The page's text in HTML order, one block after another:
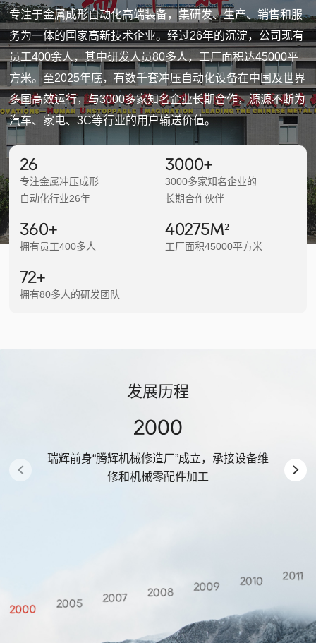
专注于金属成形自动化高端装备，集研发、生产、销售和服
务为一体的国家高新技术企业。经过26年的沉淀，公司现有
员工400余人，其中研发人员80多人，工厂面积达45000平
方米。至2025年底，有数千套冲压自动化设备在中国及世界
多国高效运行，与3000多家知名企业长期合作，源源不断为
汽车、家电、3C等行业的用户输送价值。
26
专注金属冲压成形
自动化行业26年
3000+
3000多家知名企业的
长期合作伙伴
398+
拥有员工400多人
44550M²
工厂面积45000平方米
79+
拥有80多人的研发团队
发展历程
2000
瑞辉前身“腾辉机械修造厂”成立，承接设备维
修和机械零配件加工
2000
2005
2007
2008
2009
2010 2011